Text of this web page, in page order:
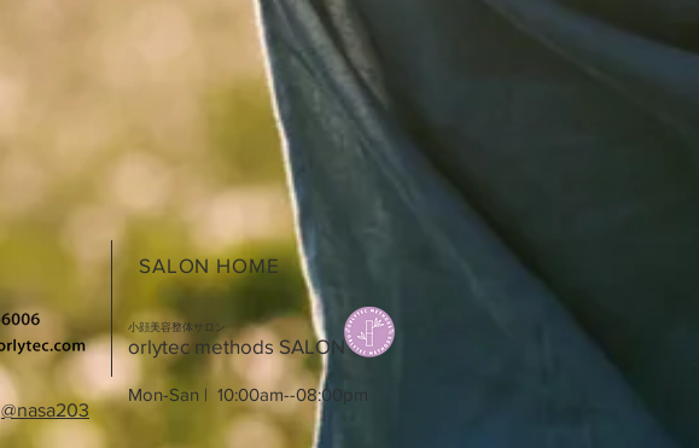
@nasa203
SALON HOME
小顔美容整体サロン
orlytec methods SALON
Mon-San | 10:00am--08:00pm